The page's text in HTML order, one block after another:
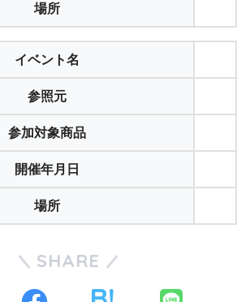
場所
イベント名
参照元
参加対象商品
開催年月日
場所
SHARE